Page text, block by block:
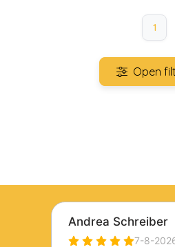
1
Open